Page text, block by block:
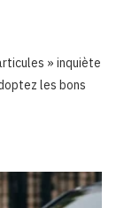
» inquiète
les bons